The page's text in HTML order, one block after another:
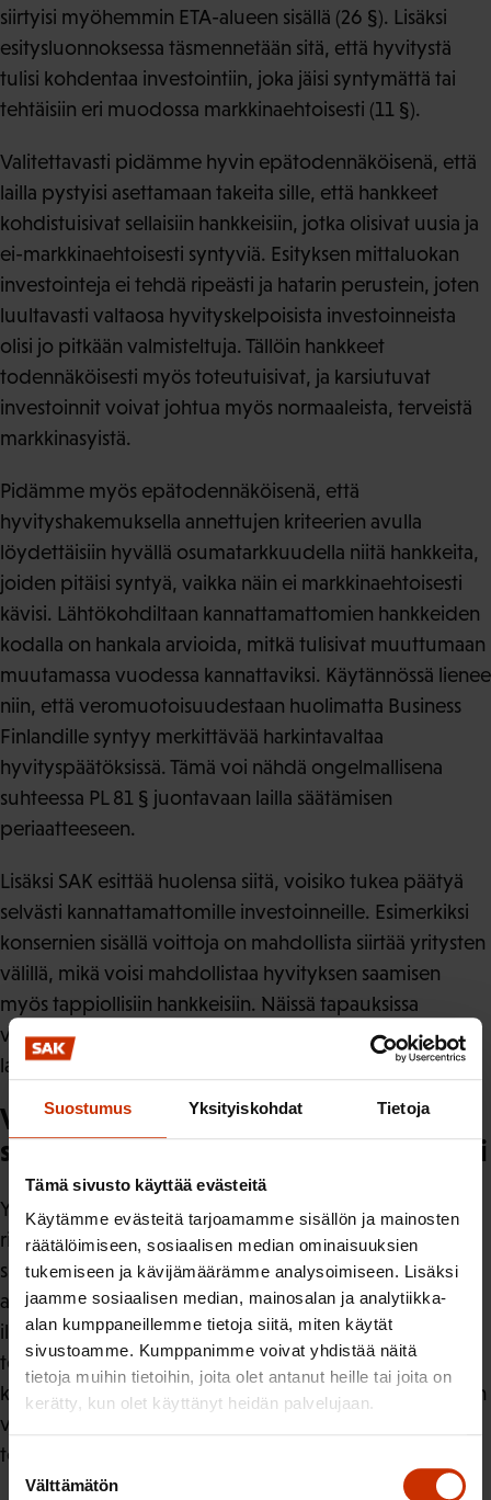
Suostumus Yksityiskohdat Tietoja
Tämä sivusto käyttää evästeitä
Käytämme evästeitä tarjoamamme sisällön ja mainosten
räätälöimiseen, sosiaalisen median ominaisuuksien
tukemiseen ja kävijämäärämme analysoimiseen. Lisäksi
jaamme sosiaalisen median, mainosalan ja analytiikka-
alan kumppaneillemme tietoja siitä, miten käytät
sivustoamme. Kumppanimme voivat yhdistää näitä
tietoja muihin tietoihin, joita olet antanut heille tai joita on
kerätty, kun olet käyttänyt heidän palvelujaan.
Suostumuksen
valinta
Välttämätön
siirtyisi myöhemmin ETA-alueen sisällä (26 §). Lisäksi
esitysluonnoksessa täsmennetään sitä, että hyvitystä
tulisi kohdentaa investointiin, joka jäisi syntymättä tai
tehtäisiin eri muodossa markkinaehtoisesti (11 §).
Valitettavasti pidämme hyvin epätodennäköisenä, että
lailla pystyisi asettamaan takeita sille, että hankkeet
kohdistuisivat sellaisiin hankkeisiin, jotka olisivat uusia ja
ei-markkinaehtoisesti syntyviä. Esityksen mittaluokan
investointeja ei tehdä ripeästi ja hatarin perustein, joten
luultavasti valtaosa hyvityskelpoisista investoinneista
olisi jo pitkään valmisteltuja. Tällöin hankkeet
todennäköisesti myös toteutuisivat, ja karsiutuvat
investoinnit voivat johtua myös normaaleista, terveistä
markkinasyistä.
Pidämme myös epätodennäköisenä, että
hyvityshakemuksella annettujen kriteerien avulla
löydettäisiin hyvällä osumatarkkuudella niitä hankkeita,
joiden pitäisi syntyä, vaikka näin ei markkinaehtoisesti
kävisi. Lähtökohdiltaan kannattamattomien hankkeiden
kodalla on hankala arvioida, mitkä tulisivat muuttumaan
muutamassa vuodessa kannattaviksi. Käytännössä lienee
niin, että veromuotoisuudestaan huolimatta Business
Finlandille syntyy merkittävää harkintavaltaa
hyvityspäätöksissä. Tämä voi nähdä ongelmallisena
suhteessa PL 81 § juontavaan lailla säätämisen
periaatteeseen.
Lisäksi SAK esittää huolensa siitä, voisiko tukea päätyä
selvästi kannattamattomille investoinneille. Esimerkiksi
konsernien sisällä voittoja on mahdollista siirtää yritysten
välillä, mikä voisi mahdollistaa hyvityksen saamisen
myös tappiollisiin hankkeisiin. Näissä tapauksissa
verohyvitys olisi yksiselitteisesti yhteisöverotuottoa
laskeva ja julkistaloudelle haitallinen.
Verohyvityksen päätavoite vihreän
siirtymän edistämisestä jää epäselväksi
Yleensä investointien ajoitukseen vaikuttaminen ei ole
riittävä tukiperuste, jollei ajoitukseen liity esimerkiksi
suhdannepoliittinen intressi. Toinen painava peruste
ajoitukseen vaikuttamiselle on vihreä siirtymä, koska
ilmastotoimille on huutava kiire. Mahdollisimman pian
tehdyt päästövähennystoimet vähentävät
kustannustehokkaasti ilmastonmuutoksen haittoja siihen
vaihtoehtoon verrattuna, että sopeutumistoimia
tehtäisiin vasta pakon sanelemana.